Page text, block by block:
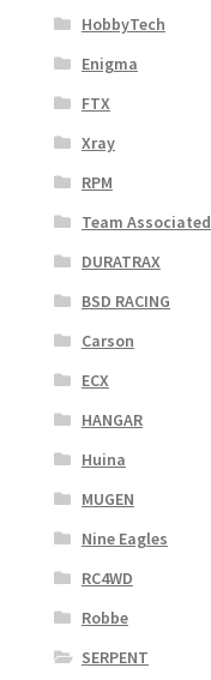
HobbyTech
Enigma
FTX
Xray
RPM
Team Associated
DURATRAX
BSD RACING
Carson
ECX
HANGAR
Huina
MUGEN
Nine Eagles
RC4WD
Robbe
SERPENT